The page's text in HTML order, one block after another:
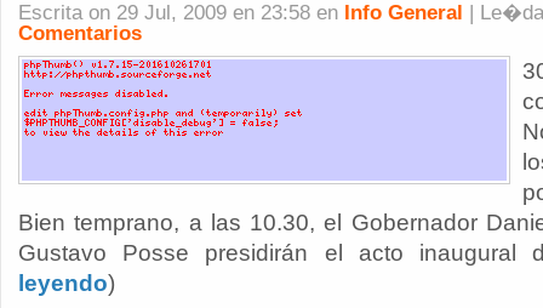
Escrita on 29 Jul, 2009 en 23:58 en Info General |
Comentarios
Bien temprano, a las 10.30, el Gobernador
Gustavo Posse presidirán el acto inaugural
leyendo)